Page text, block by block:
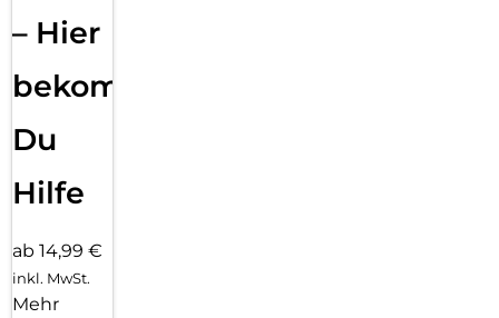
– Hier
bekommst
Du
Hilfe
ab 14,99 €
inkl. MwSt.
Mehr